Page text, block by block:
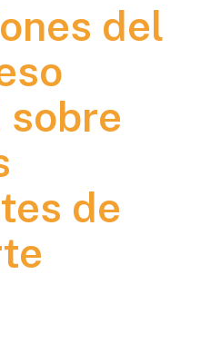
del
sobre
de